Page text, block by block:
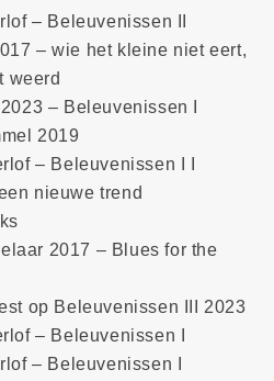
– Beleuvenissen II
– wie het kleine niet eert,
weerd
– Beleuvenissen I
2019
– Beleuvenissen I I
nieuwe trend
2017 – Blues for the
op Beleuvenissen III 2023
– Beleuvenissen I
– Beleuvenissen I